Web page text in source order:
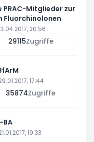
Mitglieder zur
Fluorchinolonen
20:56
29115Zugriffe
17:44
35874Zugriffe
BA
19:33